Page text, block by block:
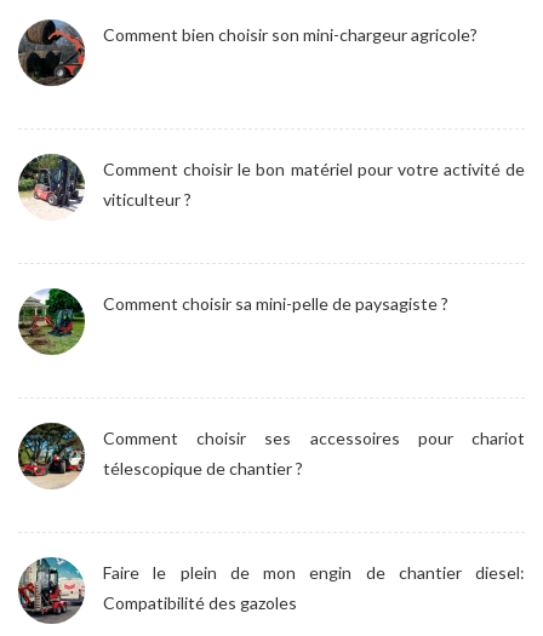
Comment bien choisir son mini-chargeur agricole?
Comment choisir le bon matériel pour votre activité de
viticulteur ?
Comment choisir sa mini-pelle de paysagiste ?
Comment choisir ses accessoires pour chariot
télescopique de chantier ?
Faire le plein de mon engin de chantier diesel:
Compatibilité des gazoles